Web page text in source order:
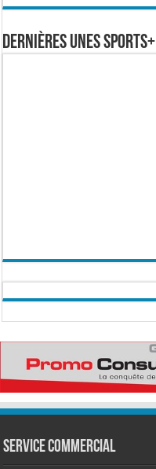
Dernières Unes Sports+
Service commercial